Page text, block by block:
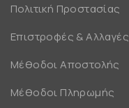
Πολιτική Προστασίας
Επιστροφές & Αλλαγές
Μέθοδοι Αποστολής
Μέθοδοι Πληρωμής